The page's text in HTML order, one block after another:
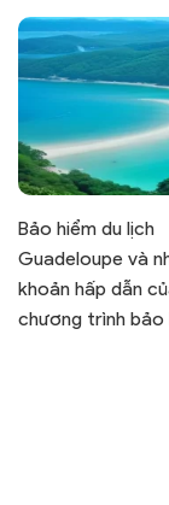
Bảo hiểm du lịch
Guadeloupe và
khoản hấp dẫn
chương trình bảo